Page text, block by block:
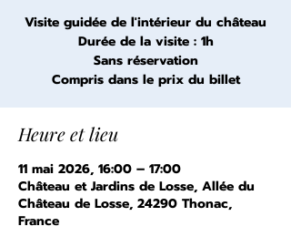
Visite guidée de l'intérieur du château
Durée de la visite : 1h
Sans réservation
Compris dans le prix du billet
Heure et lieu
11 mai 2026, 16:00 – 17:00
Château et Jardins de Losse, Allée du
Château de Losse, 24290 Thonac,
France